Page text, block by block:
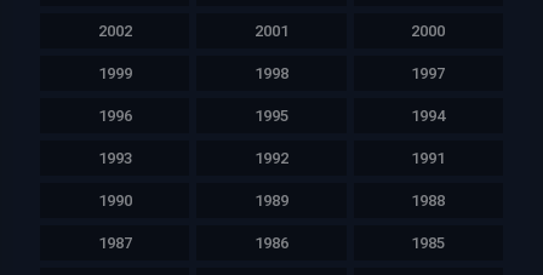
2002 2001 2000
1999 1998 1997
1996 1995 1994
1993 1992 1991
1990 1989 1988
1987 1986 1985